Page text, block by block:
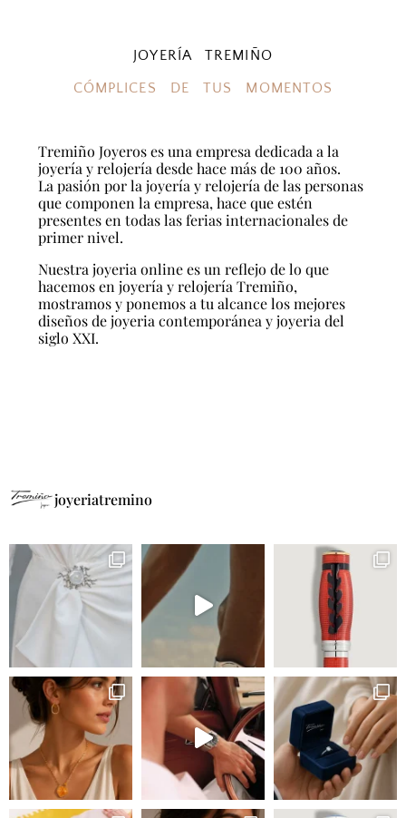
JOYERÍA TREMIÑO
CÓMPLICES DE TUS MOMENTOS
Tremiño Joyeros es una empresa dedicada a la
joyería y relojería desde hace más de 100 años.
La pasión por la joyería y relojería de las personas
que componen la empresa, hace que estén
presentes en todas las ferias internacionales de
primer nivel.
Nuestra joyeria online es un reflejo de lo que
hacemos en joyería y relojería Tremiño,
mostramos y ponemos a tu alcance los mejores
diseños de joyeria contemporánea y joyeria del
siglo XXI.
joyeriatremino